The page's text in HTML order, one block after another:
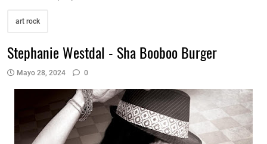
art rock
Stephanie Westdal - Sha Booboo Burger
Mayo 28, 2024 0